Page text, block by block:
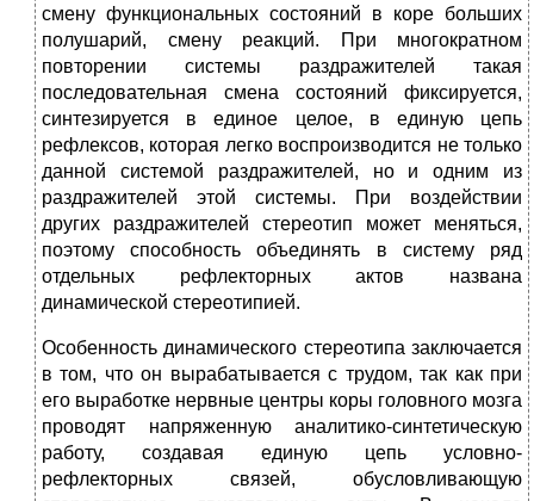
смену функциональных состояний в коре больших
полушарий, смену реакций. При многократном
повторении системы раздражителей такая
последовательная смена состояний фиксируется,
синтезируется в единое целое, в единую цепь
рефлексов, которая легко воспроизводится не только
данной системой раздражителей, но и одним из
раздражителей этой системы. При воздействии
других раздражителей стереотип может меняться,
поэтому способность объединять в систему ряд
отдельных рефлекторных актов названа
динамической стереотипией.
Особенность динамического стереотипа заключается
в том, что он вырабатывается с трудом, так как при
его выработке нервные центры коры головного мозга
проводят напряженную аналитико-синтетическую
работу, создавая единую цепь условно-
рефлекторных связей, обусловливающую